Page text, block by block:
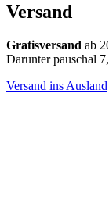
Versand
Gratisversand ab
Darunter pauschal
Versand ins Ausland